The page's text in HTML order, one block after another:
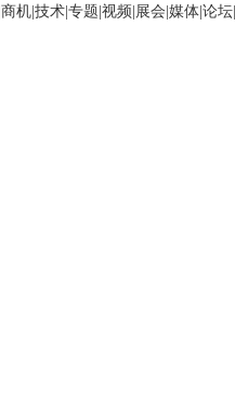
商机 技术 专题 视频 展会 媒体 论坛